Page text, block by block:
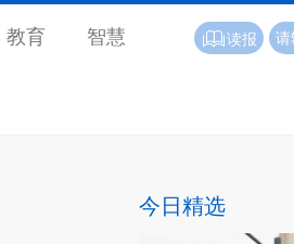
教育 智慧 读报
今日精选